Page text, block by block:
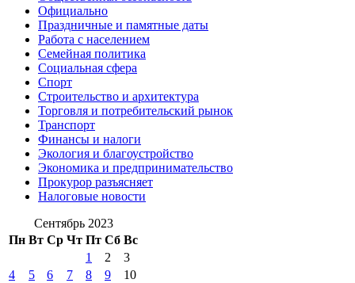
Официально
Праздничные и памятные даты
Работа с населением
Семейная политика
Социальная сфера
Спорт
Строительство и архитектура
Торговля и потребительский рынок
Транспорт
Финансы и налоги
Экология и благоустройство
Экономика и предпринимательство
Прокурор разъясняет
Налоговые новости
Сентябрь 2023
Пн Вт Ср Чт Пт Сб Вс
1
2
3
4
5 6 7 8 9
10